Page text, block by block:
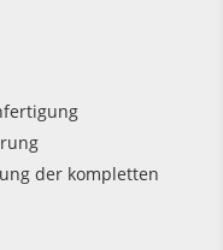
der kompletten